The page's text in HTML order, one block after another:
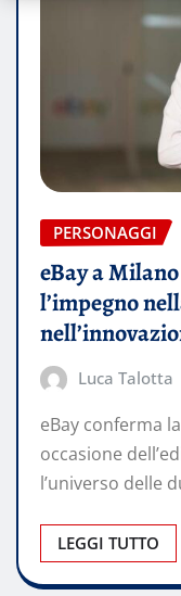
PERSONAGGI
eBay a
l’impegno
Luca Talotta
eBay conferma
occasione
l’universo delle
LEGGI TUTTO